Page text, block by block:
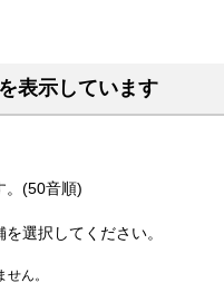
表示しています
。(50音順)
選択してください。
ん。